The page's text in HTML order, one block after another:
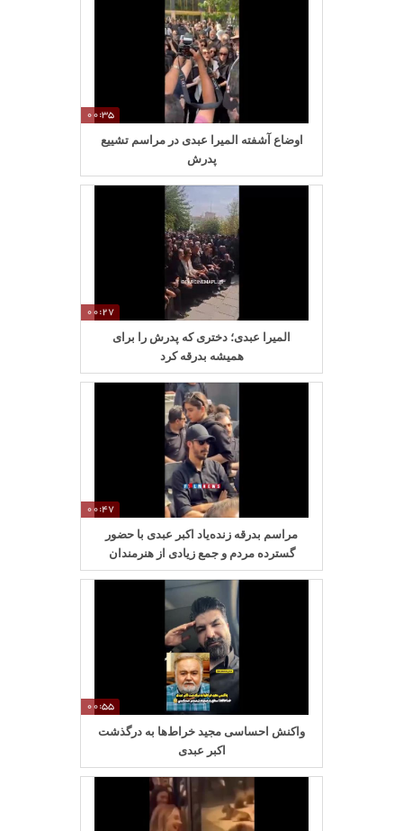
00:35
اوضاع آشفته المیرا عبدی در مراسم تشییع
پدرش
00:27
المیرا عبدی؛ دختری که پدرش را برای
همیشه بدرقه کرد
00:47
مراسم بدرقه زنده‌یاد اکبر عبدی با حضور
گسترده مردم و جمع زیادی از هنرمندان
00:55
واکنش احساسی مجید خراط‌ها به درگذشت
اکبر عبدی